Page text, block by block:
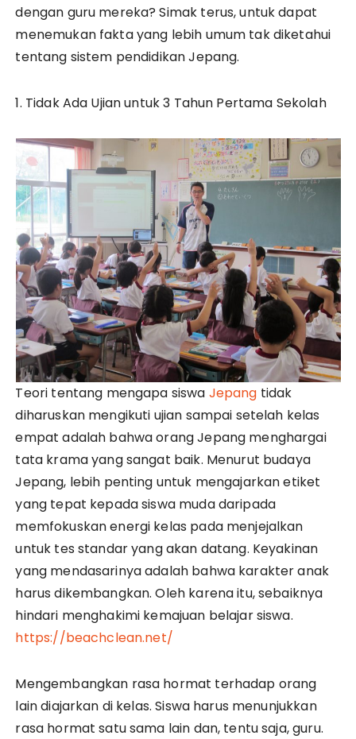
dengan guru mereka? Simak terus, untuk dapat
menemukan fakta yang lebih umum tak diketahui
tentang sistem pendidikan Jepang.
1. Tidak Ada Ujian untuk 3 Tahun Pertama Sekolah
Teori tentang mengapa siswa Jepang tidak
diharuskan mengikuti ujian sampai setelah kelas
empat adalah bahwa orang Jepang menghargai
tata krama yang sangat baik. Menurut budaya
Jepang, lebih penting untuk mengajarkan etiket
yang tepat kepada siswa muda daripada
memfokuskan energi kelas pada menjejalkan
untuk tes standar yang akan datang. Keyakinan
yang mendasarinya adalah bahwa karakter anak
harus dikembangkan. Oleh karena itu, sebaiknya
hindari menghakimi kemajuan belajar siswa.
https://beachclean.net/
Mengembangkan rasa hormat terhadap orang
lain diajarkan di kelas. Siswa harus menunjukkan
rasa hormat satu sama lain dan, tentu saja, guru.